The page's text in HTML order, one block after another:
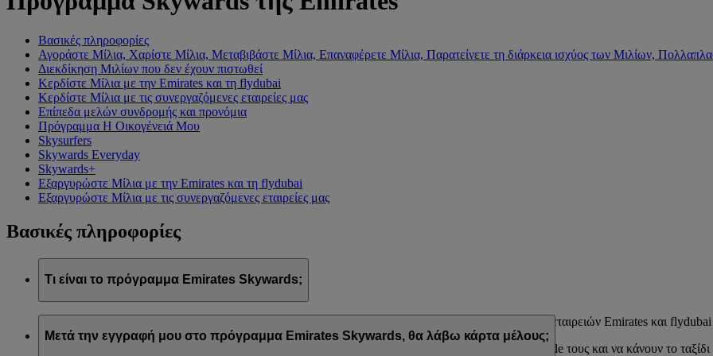
Βασικές πληροφορίες
Αγοράστε Μίλια, Χαρίστε Μίλια, Μεταβιβάστε Μίλια, Επαναφέρετε Μίλια, Παρατείνετε τη διάρκεια ισχύος των Μιλίων,
Διεκδίκηση Μιλίων που δεν έχουν πιστωθεί
Κερδίστε Μίλια με την Emirates και τη flydubai
Κερδίστε Μίλια με τις συνεργαζόμενες εταιρείες μας
Επίπεδα μελών συνδρομής και προνόμια
Πρόγραμμα Η Οικογένειά Μου
Skysurfers
Skywards Everyday
Skywards+
Εξαργυρώστε Μίλια με την Emirates και τη flydubai
Εξαργυρώστε Μίλια με τις συνεργαζόμενες εταιρείες μας
Βασικές πληροφορίες
Τι είναι το πρόγραμμα Emirates Skywards;
Το πρόγραμμα Emirates Skywards είναι το βραβευμένο πρόγραμμα επιβράβευσης των αεροπορικών εταιρειών Emirates και
Προσφέρει στα μέλη του μια σειρά προνομίων και εμπειριών σχεδιασμένων να ταιριάζουν στο lifestyle τους και να κάνουν το
Μετά την εγγραφή μου στο πρόγραμμα Emirates Skywards, θα λάβω κάρτα μέλους;